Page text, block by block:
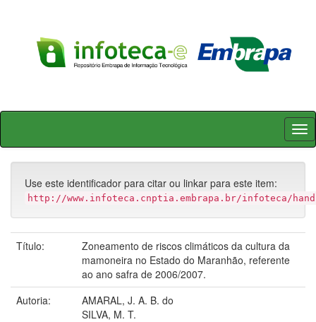
Skip
Use este identificador para citar ou linkar para este item:
http://www.infoteca.cnptia.embrapa.br/infoteca/
Título:
Zoneamento de riscos climáticos da cultura da
mamoneira no Estado do Maranhão, referente
ao ano safra de 2006/2007.
Autoria:
AMARAL, J. A. B. do
SILVA, M. T.